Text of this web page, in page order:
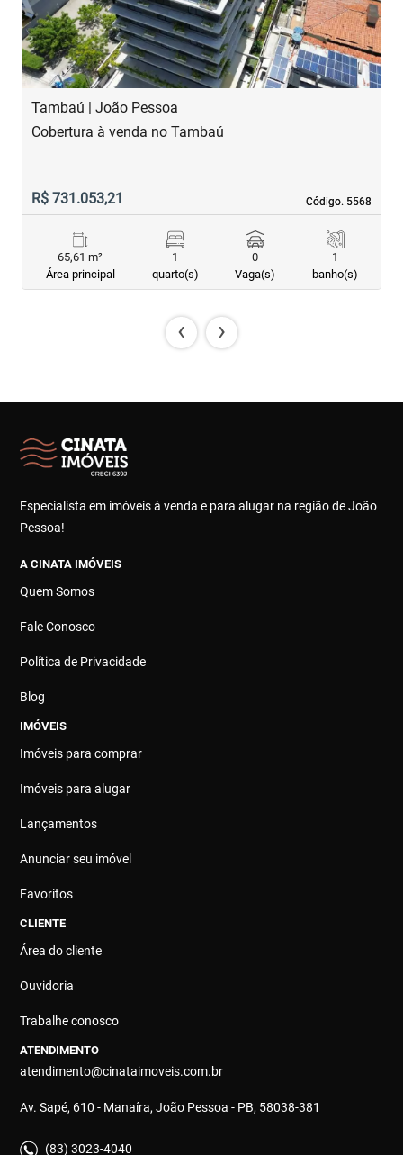
Tambaú | João Pessoa
Código. 5568
Código. 5568
Cobertura à venda no Tambaú
R$ 731.053,21
65,61 m²
Área principal
1
quarto(s)
0
Vaga(s)
1
banho(s)
‹ ›
Especialista em imóveis à venda e para alugar na região de João
Pessoa!
A CINATA IMÓVEIS
Quem Somos
Fale Conosco
Política de Privacidade
Blog
IMÓVEIS
Imóveis para comprar
Imóveis para alugar
Lançamentos
Anunciar seu imóvel
Favoritos
CLIENTE
Área do cliente
Ouvidoria
Trabalhe conosco
ATENDIMENTO
atendimento@cinataimoveis.com.br
Av. Sapé, 610 - Manaíra, João Pessoa - PB, 58038-381
(83) 3023-4040